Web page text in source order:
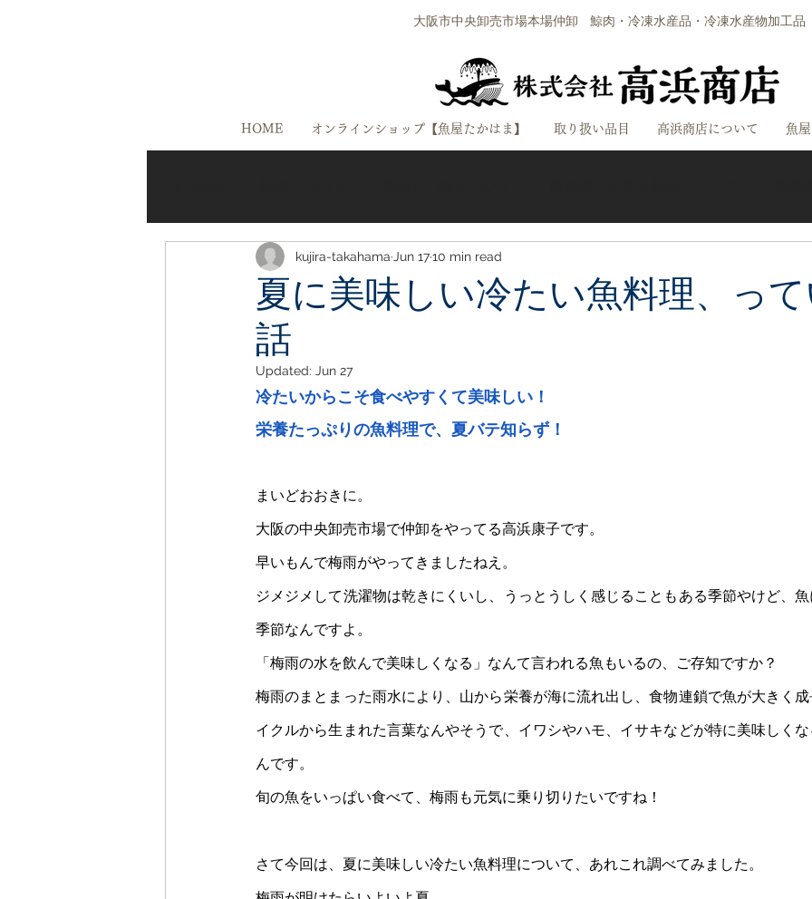
大阪市中央卸売市場本場仲卸 鯨肉・冷凍水産品・冷凍水産物加工品
HOME オンラインショップ【魚屋たかはま】 取り扱い品目 高浜商店について 魚
美味しいお店ご紹介 高浜商店
夏に美味しい冷たい魚料理、っ
話
kujira-takahama Jun 1710 min read
Updated: Jun 27
冷たいからこそ食べやすくて美味しい！
栄養たっぷりの魚料理で、夏バテ知らず！
まいどおおきに。
大阪の中央卸売市場で仲卸をやってる高浜康子です。
早いもんで梅雨がやってきましたねえ。
ジメジメして洗濯物は乾きにくいし、うっとうしく感じることもある季節やけど、
季節なんですよ。
「梅雨の水を飲んで美味しくなる」なんて言われる魚もいるの、ご存知ですか？
梅雨のまとまった雨水により、山から栄養が海に流れ出し、食物連鎖で魚が大きく
イクルから生まれた言葉なんやそうで、イワシやハモ、イサキなどが特に美味しく
んです。
旬の魚をいっぱい食べて、梅雨も元気に乗り切りたいですね！
さて今回は、夏に美味しい冷たい魚料理について、あれこれ調べてみました。